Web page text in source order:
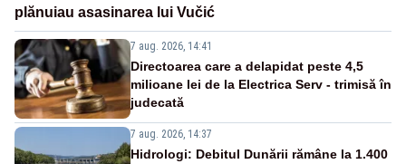
plănuiau asasinarea lui Vučić
7 aug. 2026, 14:41
Directoarea care a delapidat peste 4,5
milioane lei de la Electrica Serv - trimisă în
judecată
7 aug. 2026, 14:37
Hidrologi: Debitul Dunării rămâne la 1.400